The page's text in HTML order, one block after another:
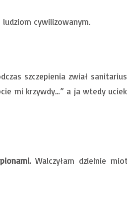
ludziom cywilizowanym.
szczepienia zwiał
mi krzywdy…” a ja wtedy
Walczyłam dzielnie